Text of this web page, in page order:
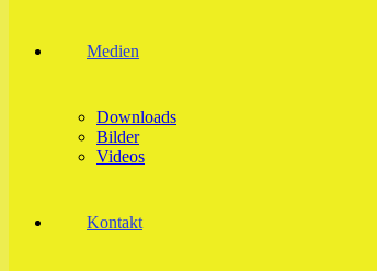
Medien
Downloads
Bilder
Videos
Kontakt